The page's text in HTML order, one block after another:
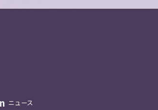
ニュース